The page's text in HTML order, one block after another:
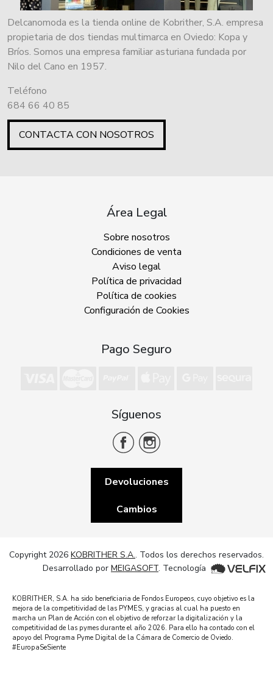
Delcanomoda es la tienda online de Kobrither, S.A. empresa
propietaria de dos tiendas multimarca en Oviedo: Kopa y
Bríos. Somos una empresa familiar asturiana fundada por
Nilo del Cano en 1957.
Teléfono
684 66 40 85
CONTACTA CON NOSOTROS
Área Legal
Sobre nosotros
Condiciones de venta
Aviso legal
Política de privacidad
Política de cookies
Configuración de Cookies
Pago Seguro
Síguenos
Devoluciones
Cambios
Copyright 2026 KOBRITHER S.A.. Todos los derechos reservados.
Desarrollado por MEIGASOFT. Tecnología
KOBRITHER, S.A. ha sido beneficiaria de Fondos Europeos, cuyo objetivo es la
mejora de la competitividad de las PYMES, y gracias al cual ha puesto en
marcha un Plan de Acción con el objetivo de reforzar la digitalización y la
competitividad de las pymes durante el año 2026. Para ello ha contado con el
apoyo del Programa Pyme Digital de la Cámara de Comercio de Oviedo.
#EuropaSeSiente